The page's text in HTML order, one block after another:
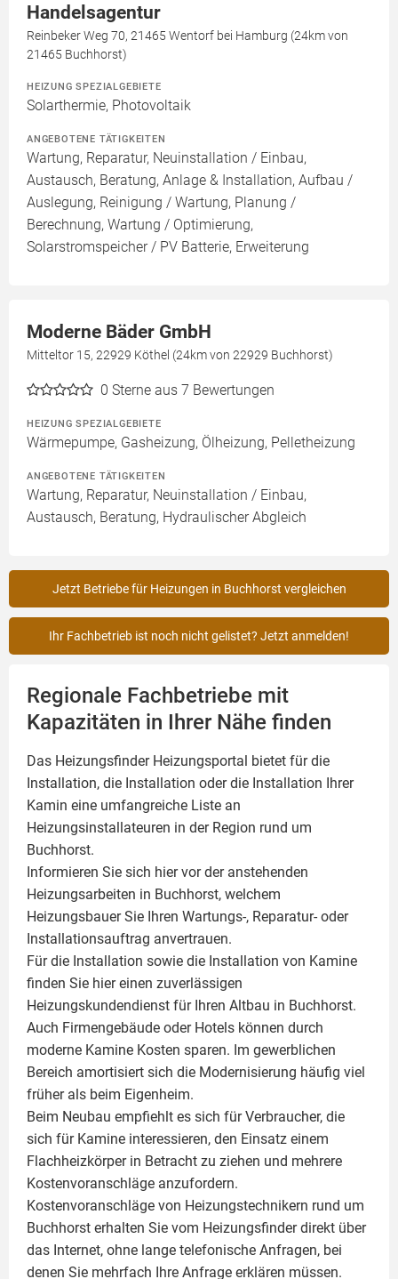
Handelsagentur
Reinbeker Weg 70, 21465 Wentorf bei Hamburg (24km von
21465 Buchhorst)
HEIZUNG SPEZIALGEBIETE
Solarthermie, Photovoltaik
ANGEBOTENE TÄTIGKEITEN
Wartung, Reparatur, Neuinstallation / Einbau,
Austausch, Beratung, Anlage & Installation, Aufbau /
Auslegung, Reinigung / Wartung, Planung /
Berechnung, Wartung / Optimierung,
Solarstromspeicher / PV Batterie, Erweiterung
Moderne Bäder GmbH
Mitteltor 15, 22929 Köthel (24km von 22929 Buchhorst)
0 Sterne aus 7 Bewertungen
HEIZUNG SPEZIALGEBIETE
Wärmepumpe, Gasheizung, Ölheizung, Pelletheizung
ANGEBOTENE TÄTIGKEITEN
Wartung, Reparatur, Neuinstallation / Einbau,
Austausch, Beratung, Hydraulischer Abgleich
Jetzt Betriebe für Heizungen in Buchhorst vergleichen
Ihr Fachbetrieb ist noch nicht gelistet? Jetzt anmelden!
Regionale Fachbetriebe mit
Kapazitäten in Ihrer Nähe finden
Das Heizungsfinder Heizungsportal bietet für die
Installation, die Installation oder die Installation Ihrer
Kamin eine umfangreiche Liste an
Heizungsinstallateuren in der Region rund um
Buchhorst.
Informieren Sie sich hier vor der anstehenden
Heizungsarbeiten in Buchhorst, welchem
Heizungsbauer Sie Ihren Wartungs-, Reparatur- oder
Installationsauftrag anvertrauen.
Für die Installation sowie die Installation von Kamine
finden Sie hier einen zuverlässigen
Heizungskundendienst für Ihren Altbau in Buchhorst.
Auch Firmengebäude oder Hotels können durch
moderne Kamine Kosten sparen. Im gewerblichen
Bereich amortisiert sich die Modernisierung häufig viel
früher als beim Eigenheim.
Beim Neubau empfiehlt es sich für Verbraucher, die
sich für Kamine interessieren, den Einsatz einem
Flachheizkörperin Betracht zu ziehen und mehrere
Kostenvoranschläge anzufordern.
Kostenvoranschläge von Heizungstechnikern rund um
Buchhorst erhalten Sie vom Heizungsfinder direkt über
das Internet, ohne lange telefonische Anfragen, bei
denen Sie mehrfach Ihre Anfrage erklären müssen.